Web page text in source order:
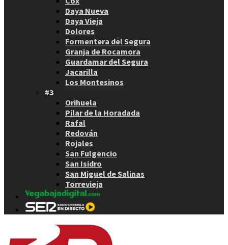
Daya Nueva
Daya Vieja
Dolores
Formentera del Segura
Granja de Rocamora
Guardamar del Segura
Jacarilla
Los Montesinos
#3
Orihuela
Pilar de la Horadada
Rafal
Redován
Rojales
San Fulgencio
San Isidro
San Miguel de Salinas
Torrevieja